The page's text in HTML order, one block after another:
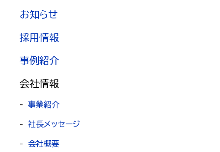
お知らせ
採用情報
事例紹介
会社情報
- 事業紹介
- 社長メッセージ
- 会社概要